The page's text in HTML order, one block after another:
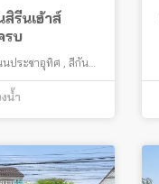
รีนเฮ้าส์
รบ
ประชาอุทิศ , สีกัน ,
น้ำ